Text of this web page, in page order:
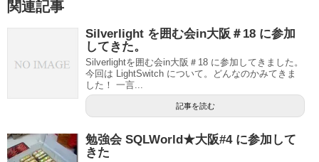
関連記事
Silverlight を囲む会in大阪＃18 に参加
してきた。
Silverlightを囲む会in大阪＃18 に参加してきました。
今回は LightSwitch について。どんなのかみてきま
した！ 一言...
記事を読む
勉強会 SQLWorld★大阪#4 に参加して
きた